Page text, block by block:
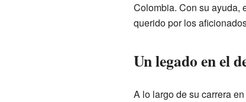
Colombia. Con su ayuda,
querido por los
Un legado en el
A lo largo de su carrera